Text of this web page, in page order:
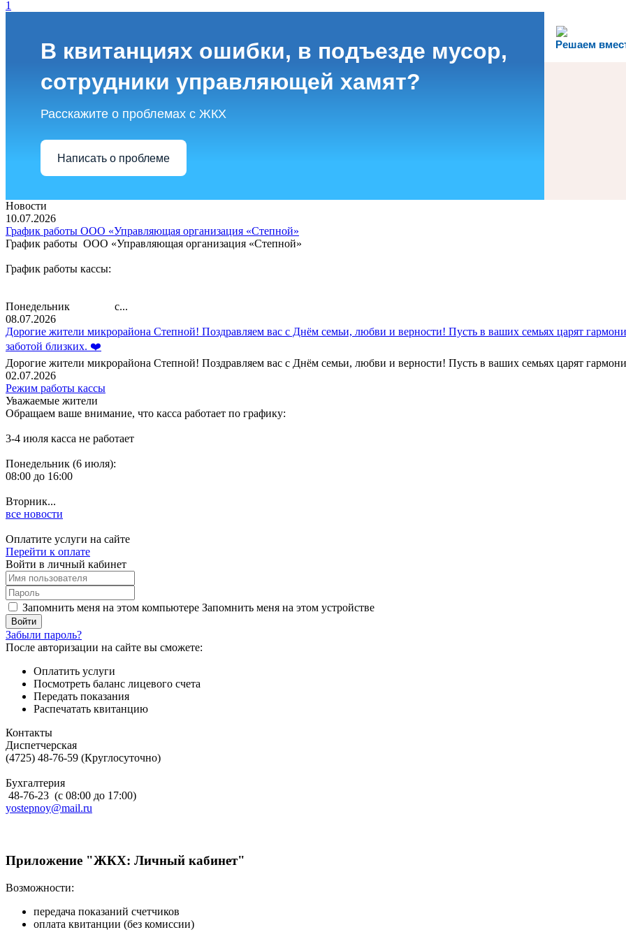
1
Решаем
В квитанциях ошибки, в подъезде мусор,
сотрудники управляющей хамят?
Расскажите о проблемах с ЖКХ
Написать о проблеме
Новости
10.07.2026
График работы ООО «Управляющая организация «Степной»
График работы ООО «Управляющая организация «Степной»
График работы кассы:
Понедельник с...
08.07.2026
Дорогие жители микрорайона Степной! Поздравляем вас с Днём семьи, любви и верности! Пусть в ваших семьях царят
заботой близких. ❤️
Дорогие жители микрорайона Степной! Поздравляем вас с Днём семьи, любви и верности! Пусть в ваших семьях царят
02.07.2026
Режим работы кассы
Уважаемые жители
Обращаем ваше внимание, что касса работает по графику:
3-4 июля касса не работает
Понедельник (6 июля):
08:00 до 16:00
Вторник...
все новости
Оплатите услуги на сайте
Перейти к оплате
Войти в личный кабинет
Запомнить меня на этом компьютере Запомнить меня на этом устройстве
Забыли пароль?
После авторизации на сайте вы сможете:
Оплатить услуги
Посмотреть баланс лицевого счета
Передать показания
Распечатать квитанцию
Контакты
Диспетчерская
(4725) 48-76-59 (Круглосуточно)
Бухгалтерия
48-76-23 (с 08:00 до 17:00)
yostepnoy@mail.ru
Приложение "ЖКХ: Личный кабинет"
Возможности:
передача показаний счетчиков
оплата квитанции (без комиссии)